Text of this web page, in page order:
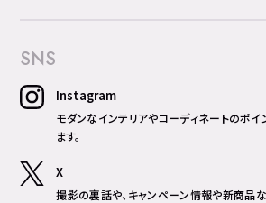
SNS
Instagram
モダンなインテリアやコーディネートのポイ
ます。
X
撮影の裏話や、キャンペーン情報や新商品